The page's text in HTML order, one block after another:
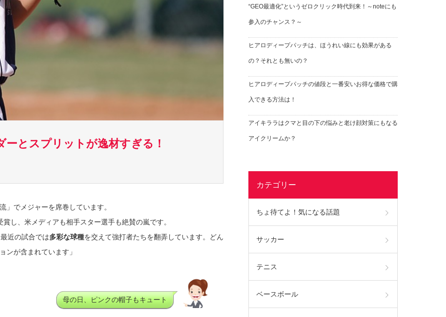
とスプリットが逸材すぎる！
」でメジャーを席巻しています。
し、米メディアも相手スター選手も絶賛の嵐です。
近の試合では多彩な球種を交えて強打者たちを翻弄しています。どん
ンが含まれています」
母の日、ピンクの帽子もキュート
“GEO最適化”というゼロクリック時代到来！～noteにも
参入のチャンス？～
ヒアロディープパッチは、ほうれい線にも効果がある
の？それとも無いの？
ヒアロディープパッチの値段と一番安いお得な価格で購
入できる方法は！
アイキララはクマと目の下の悩みと老け顔対策にもなる
アイクリームか？
カテゴリー
ちょ待てよ！気になる話題
サッカー
テニス
ベースボール